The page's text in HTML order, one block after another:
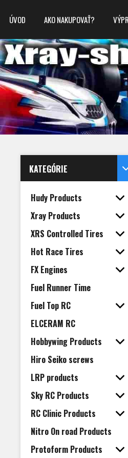
ÚVOD AKO NAKUPOVAŤ?
KATEGÓRIE
Hudy Products
Xray Products
XRS Controlled Tires
Hot Race Tires
FX Engines
Fuel Runner Time
Fuel Top RC
ELCERAM RC
Hobbywing Products
Hiro Seiko screws
LRP products
Sky RC Products
RC Clinic Products
Nitro On road Products
Protoform Products